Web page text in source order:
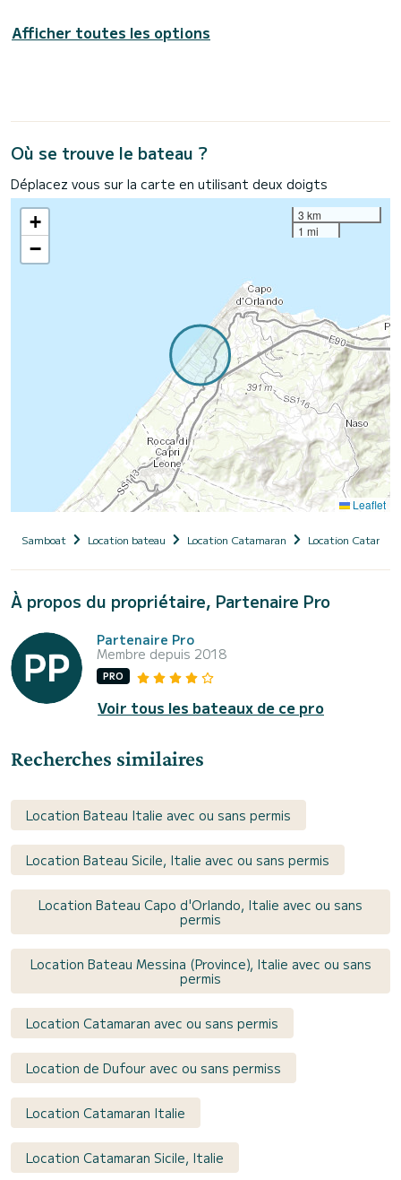
Afficher toutes les options
Où se trouve le bateau ?
Déplacez vous sur la carte en utilisant deux doigts
+
−
3 km
1 mi
Leaflet
Samboat Location bateau Location Catamaran Location
À propos du propriétaire, Partenaire Pro
Partenaire Pro
Membre depuis 2018
PRO
Voir tous les bateaux de ce pro
Recherches similaires
Location Bateau Italie avec ou sans permis
Location Bateau Sicile, Italie avec ou sans permis
Location Bateau Capo d'Orlando, Italie avec ou sans
permis
Location Bateau Messina (Province), Italie avec ou sans
permis
Location Catamaran avec ou sans permis
Location de Dufour avec ou sans permiss
Location Catamaran Italie
Location Catamaran Sicile, Italie